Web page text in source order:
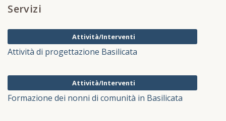
Servizi
Attività/Interventi
Attività di progettazione Basilicata
Attività/Interventi
Formazione dei nonni di comunità in Basilicata